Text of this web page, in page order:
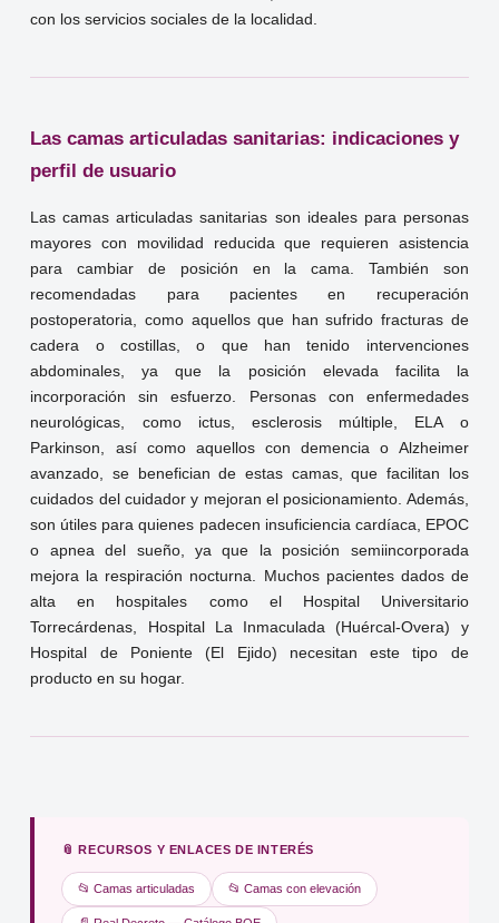
con los servicios sociales de la localidad.
Las camas articuladas sanitarias: indicaciones y
perfil de usuario
Las camas articuladas sanitarias son ideales para personas
mayores con movilidad reducida que requieren asistencia
para cambiar de posición en la cama. También son
recomendadas para pacientes en recuperación
postoperatoria, como aquellos que han sufrido fracturas de
cadera o costillas, o que han tenido intervenciones
abdominales, ya que la posición elevada facilita la
incorporación sin esfuerzo. Personas con enfermedades
neurológicas, como ictus, esclerosis múltiple, ELA o
Parkinson, así como aquellos con demencia o Alzheimer
avanzado, se benefician de estas camas, que facilitan los
cuidados del cuidador y mejoran el posicionamiento. Además,
son útiles para quienes padecen insuficiencia cardíaca, EPOC
o apnea del sueño, ya que la posición semiincorporada
mejora la respiración nocturna. Muchos pacientes dados de
alta en hospitales como el Hospital Universitario
Torrecárdenas, Hospital La Inmaculada (Huércal-Overa) y
Hospital de Poniente (El Ejido) necesitan este tipo de
producto en su hogar.
📎 RECURSOS Y ENLACES DE INTERÉS
📂 Camas articuladas 📂 Camas con elevación